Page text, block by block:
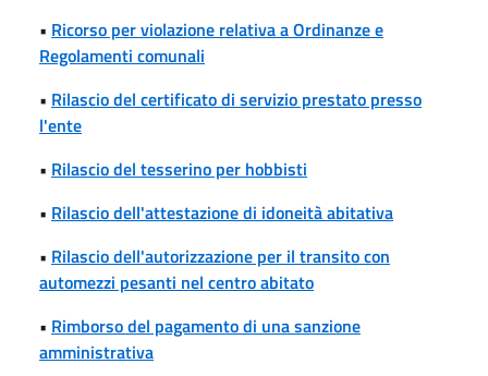
• Ricorso per violazione relativa a Ordinanze e
Regolamenti comunali
• Rilascio del certificato di servizio prestato presso
l'ente
• Rilascio del tesserino per hobbisti
• Rilascio dell'attestazione di idoneità abitativa
• Rilascio dell'autorizzazione per il transito con
automezzi pesanti nel centro abitato
• Rimborso del pagamento di una sanzione
amministrativa